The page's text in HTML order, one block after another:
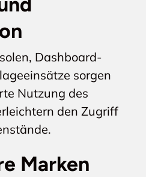
Dashboard-
sorgen
Nutzung des
den Zugriff
Marken